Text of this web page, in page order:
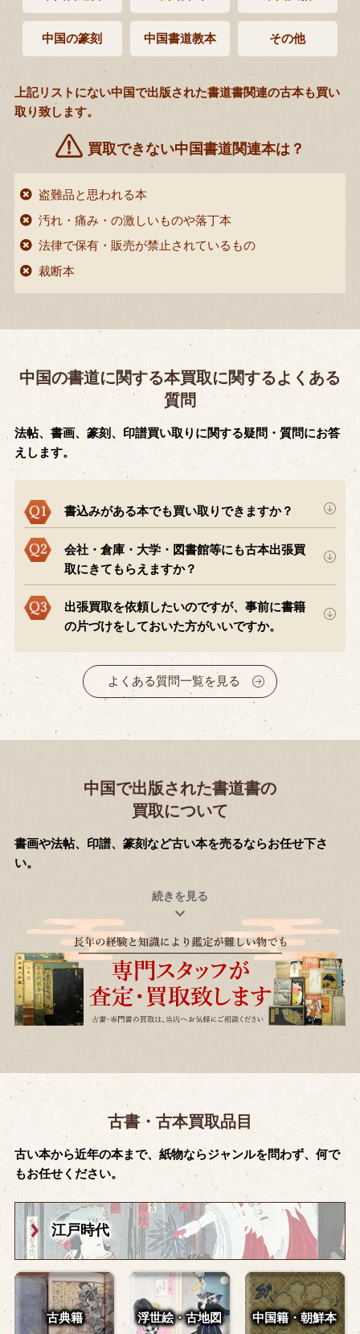
中国の篆刻 中国書道教本 その他
上記リストにない中国で出版された書道書関連の古本も買い
取り致します。
買取できない中国書道関連本は？
盗難品と思われる本
汚れ・痛み・の激しいものや落丁本
法律で保有・販売が禁止されているもの
裁断本
中国の書道に関する本買取に関するよくある
質問
法帖、書画、篆刻、印譜買い取りに関する疑問・質問にお答
えします。
書込みがある本でも買い取りできますか？
会社・倉庫・大学・図書館等にも古本出張買
取にきてもらえますか？
出張買取を依頼したいのですが、事前に書籍
の片づけをしておいた方がいいですか。
よくある質問一覧を見る
中国で出版された書道書の
買取について
書画や法帖、印譜、篆刻など古い本を売るならお任せ下さ
い。
古書・古本買取品目
古い本から近年の本まで、紙物ならジャンルを問わず、何で
もお任せください。
江戸時代
古典籍 浮世絵・古地図 中国籍・朝鮮本